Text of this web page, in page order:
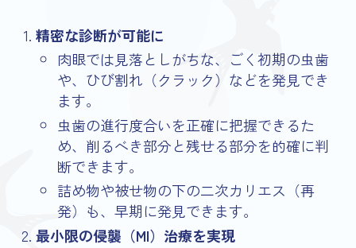
精密な診断が可能に
肉眼では見落としがちな、ごく初期の虫歯
や、ひび割れ（クラック）などを発見でき
ます。
虫歯の進行度合いを正確に把握できるた
め、削るべき部分と残せる部分を的確に判
断できます。
詰め物や被せ物の下の二次カリエス（再
発）も、早期に発見できます。
最小限の侵襲（MI）治療を実現